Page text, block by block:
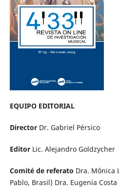
EQUIPO EDITORIAL
Director Dr. Gabriel Pérsico
Editor Lic. Alejandro Goldzycher
Comité de referato Dra. Mônica
Pablo, Brasil) Dra. Eugenia